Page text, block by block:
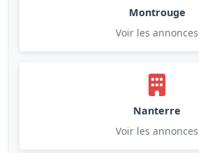
Montrouge
Voir les annonces
Nanterre
Voir les annonces